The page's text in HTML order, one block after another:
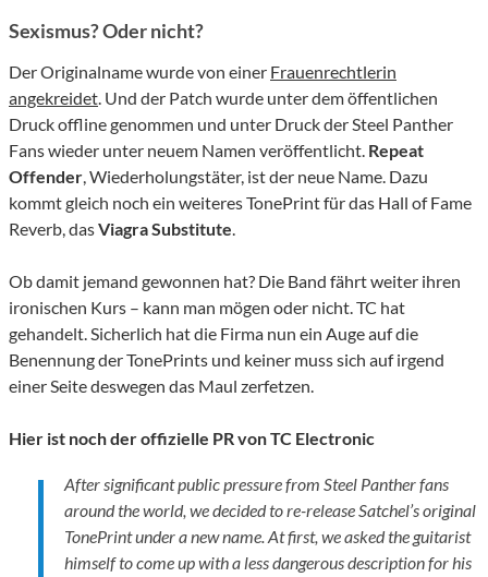
Sexismus? Oder nicht?
Der Originalname wurde von einer Frauenrechtlerin
angekreidet. Und der Patch wurde unter dem öffentlichen
Druck offline genommen und unter Druck der Steel Panther
Fans wieder unter neuem Namen veröffentlicht. Repeat
Offender, Wiederholungstäter, ist der neue Name. Dazu
kommt gleich noch ein weiteres TonePrint für das Hall of Fame
Reverb, dasViagra Substitute.
Ob damit jemand gewonnen hat? Die Band fährt weiter ihren
ironischen Kurs – kann man mögen oder nicht. TC hat
gehandelt. Sicherlich hat die Firma nun ein Auge auf die
Benennung der TonePrints und keiner muss sich auf irgend
einer Seite deswegen das Maul zerfetzen.
Hier ist noch der offizielle PR von TC Electronic
After significant public pressure from Steel Panther fans
around the world, we decided to re-release Satchel’s original
TonePrint under a new name. At first, we asked the guitarist
himself to come up with a less dangerous description for his